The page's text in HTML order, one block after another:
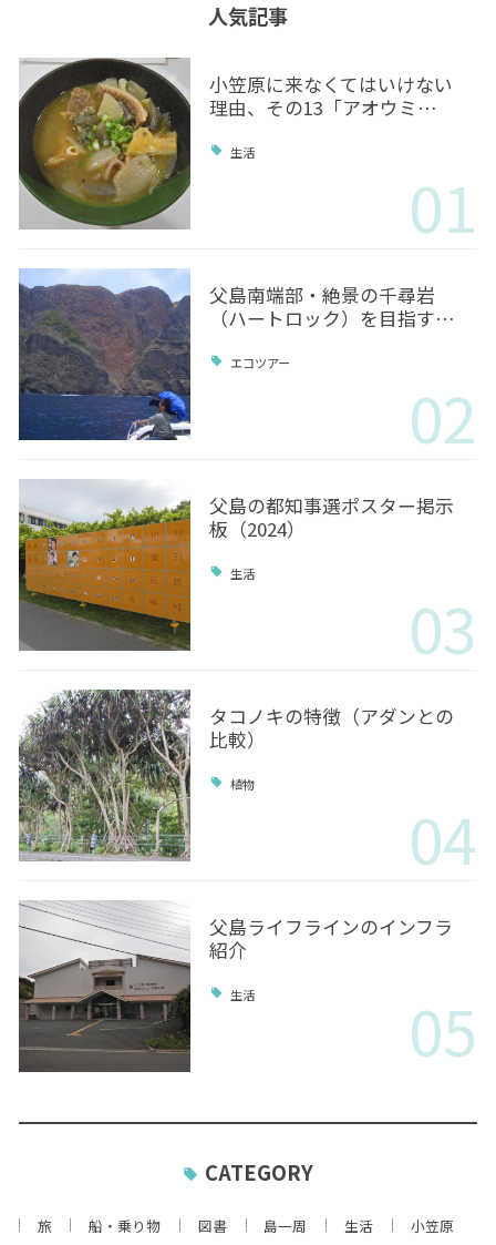
人気記事
小笠原に来なくてはいけない
理由、その13「アオウミ…
生活
01
父島南端部・絶景の千尋岩
（ハートロック）を目指す…
エコツアー
02
父島の都知事選ポスター掲示
板（2024）
生活
03
タコノキの特徴（アダンとの
比較）
植物
04
父島ライフラインのインフラ
紹介
生活 05
CATEGORY
旅 船・乗り物 図書 島一周 生活 小笠原